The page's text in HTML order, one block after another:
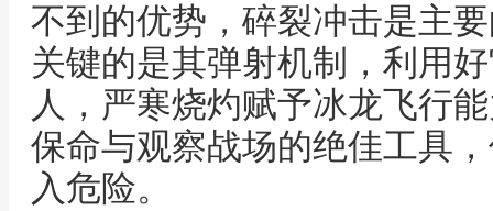
不到的优势，碎裂冲击是主
关键的是其弹射机制，利用
人，严寒烧灼赋予冰龙飞行
保命与观察战场的绝佳工具
入危险。